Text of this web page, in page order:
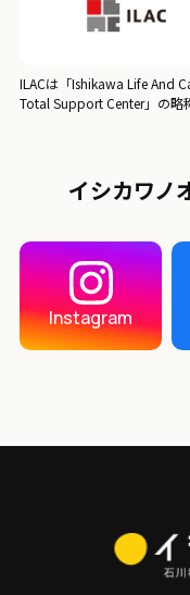
ILACは「Ishikawa Life And
Total Support Center」の略
イシカワノ
Instagram